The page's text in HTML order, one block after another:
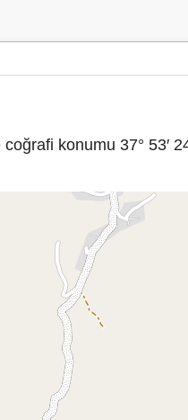
konumu 37° 53′